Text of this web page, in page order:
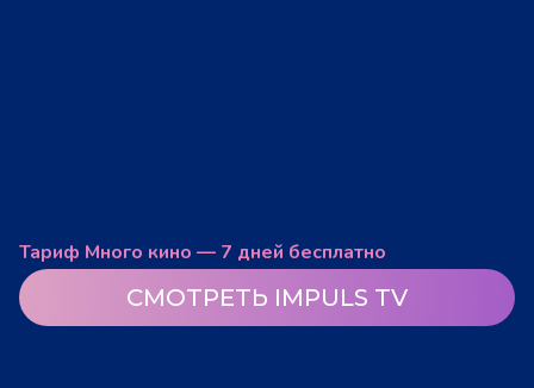
Тариф Много кино — 7 дней бесплатно
СМОТРЕТЬ IMPULS TV